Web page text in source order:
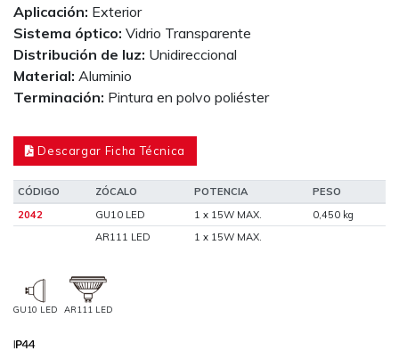
Aplicación: Exterior
Sistema óptico: Vidrio Transparente
Distribución de luz: Unidireccional
Material: Aluminio
Terminación: Pintura en polvo poliéster
Descargar Ficha Técnica
CÓDIGO ZÓCALO POTENCIA
PESO
2042
GU10 LED 1 x 15W MAX.
0,450 kg
AR111 LED
1 x 15W MAX.
GU10 LED AR111 LED